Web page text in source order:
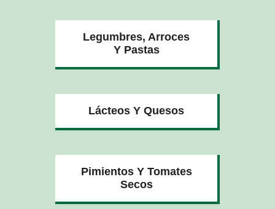
Legumbres, Arroces
Y Pastas
Lácteos Y Quesos
Pimientos Y Tomates
Secos